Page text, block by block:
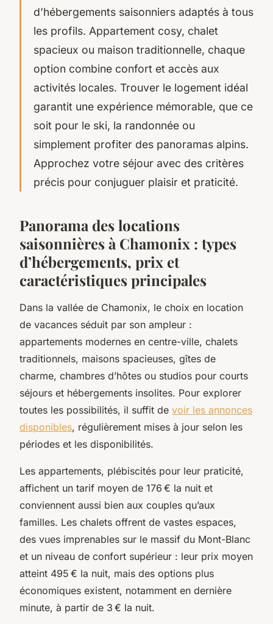
d’hébergements saisonniers adaptés à tous
les profils. Appartement cosy, chalet
spacieux ou maison traditionnelle, chaque
option combine confort et accès aux
activités locales. Trouver le logement idéal
garantit une expérience mémorable, que ce
soit pour le ski, la randonnée ou
simplement profiter des panoramas alpins.
Approchez votre séjour avec des critères
précis pour conjuguer plaisir et praticité.
Panorama des locations
saisonnières à Chamonix : types
d’hébergements, prix et
caractéristiques principales
Dans la vallée de Chamonix, le choix en location
de vacances séduit par son ampleur :
appartements modernes en centre-ville, chalets
traditionnels, maisons spacieuses, gîtes de
charme, chambres d’hôtes ou studios pour courts
séjours et hébergements insolites. Pour explorer
toutes les possibilités, il suffit de voir les annonces
disponibles, régulièrement mises à jour selon les
périodes et les disponibilités.
Les appartements, plébiscités pour leur praticité,
affichent un tarif moyen de 176 € la nuit et
conviennent aussi bien aux couples qu’aux
familles. Les chalets offrent de vastes espaces,
des vues imprenables sur le massif du Mont-Blanc
et un niveau de confort supérieur : leur prix moyen
atteint 495 € la nuit, mais des options plus
économiques existent, notamment en dernière
minute, à partir de 3 € la nuit.